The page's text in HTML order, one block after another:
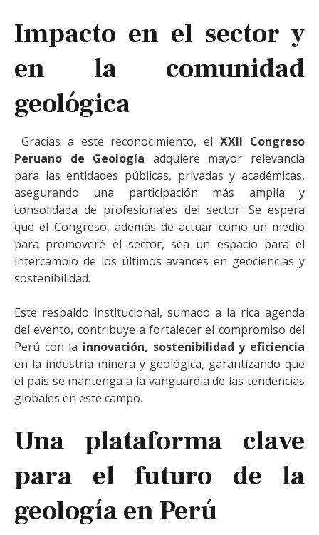
Impacto en el sector y
en la comunidad
geológica
Gracias a este reconocimiento, elXXII Congreso
Peruano de Geología adquiere mayor relevancia
para las entidades públicas, privadas y académicas,
asegurando una participación más amplia y
consolidada de profesionales del sector. Se espera
que el Congreso, además de actuar como un medio
para promoveré el sector, sea un espacio para el
intercambio de los últimos avances en geociencias y
sostenibilidad.
Este respaldo institucional, sumado a la rica agenda
del evento, contribuye a fortalecer el compromiso del
Perú con la innovación, sostenibilidad y eficiencia
en la industria minera y geológica, garantizando que
el país se mantenga a la vanguardia de las tendencias
globales en este campo.
Una plataforma clave
para el futuro de la
geología en Perú